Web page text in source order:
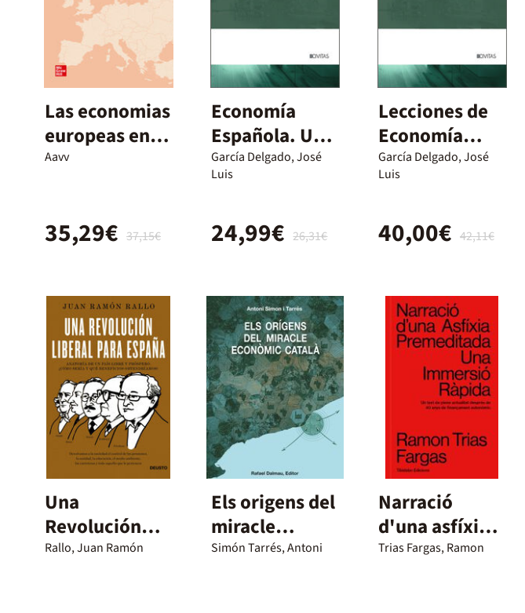
Las economias
europeas en el
siglo XXI
Aavv
37,15€
35,29€
Economía
Española. Una
introducción
García Delgado, José
Luis
26,31€
24,99€
Lecciones de
Economía
Española
García Delgado, José
Luis
42,11€
40,00€
Una
Revolución
liberal para
Rallo, Juan Ramón
Els origens del
miracle
econòmic
Simón Tarrés, Antoni
Narració
d'una asfíxia
premeditada
Trias Fargas, Ramon